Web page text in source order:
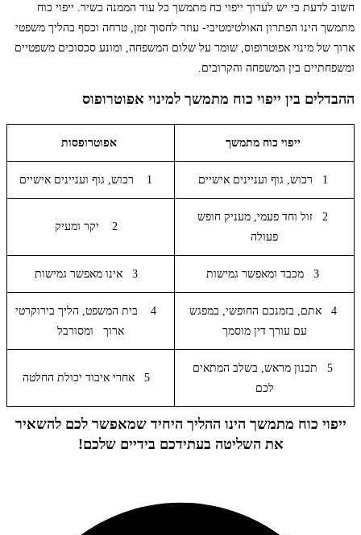
חשוב לדעת כי יש לערוך ייפוי כח מתמשך כל עוד הממנה כשיר. ייפוי כוח
מתמשך הינו הפתרון האולטימטיבי- עוזר לחסוך זמן, טרחה וכסף בהליך משפטי
ארוך של מינוי אפוטרופוס, שומר על שלום המשפחה, ומונע סכסוכים משפטיים
ומשפחתיים בין המשפחה והקרובים.
ההבדלים בין ייפוי כוח מתמשך למינוי אפוטרופוס
ייפוי כוח מתמשך אפוטרופסות
2 זול וחד פעמי, מעניק חופש
פעולה
3 אינו מאפשר גמישות
4 אתם, בזמנכם החופשי, במפגש
עם עורך דין מוסמך
4 בית המשפט, הליך בירוקרטי
ארוך ומסורבל
5 תכנון מראש, בשלב המתאים
לכם
5 אחרי איבוד יכולת החלטה
ייפוי כוח מתמשך הינו ההליך היחיד שמאפשר לכם להשאיר
את השליטה בעתידכם בידיים שלכם!